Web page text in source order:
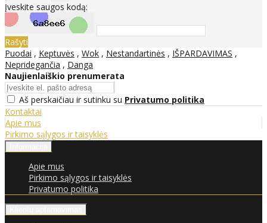
Įveskite saugos kodą:
Rašyti
Puodai , Keptuvės , Wok , Nestandartinės , IŠPARDAVIMAS ,
Nepridegančia , Danga
Naujienlaiškio prenumerata
Aš perskaičiau ir sutinku su Privatumo politika
Kontaktai
Apie mus
Pirkimo sąlygos ir taisyklės
Apie mus
Pirkimo sąlygos ir taisyklės
Privatumo politika